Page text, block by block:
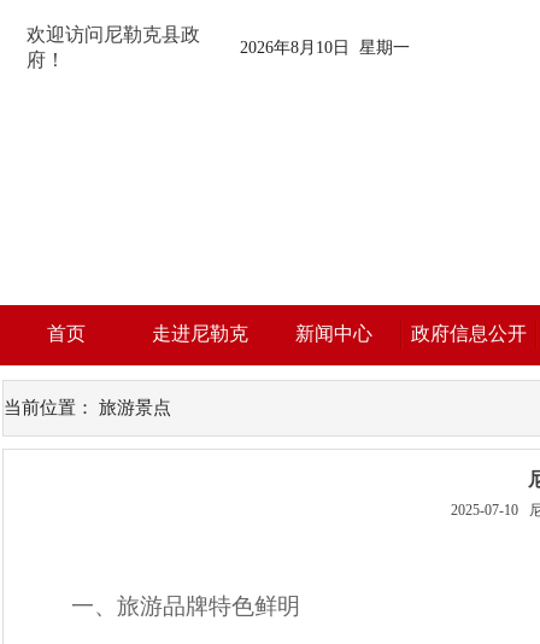
欢迎访问尼勒克县政
府！
2026年8月10日 星期一
首页 走进尼勒克 新闻中心 政府信息公开
当前位置： 旅游景点
2025-07-10
一、旅游品牌特色鲜明